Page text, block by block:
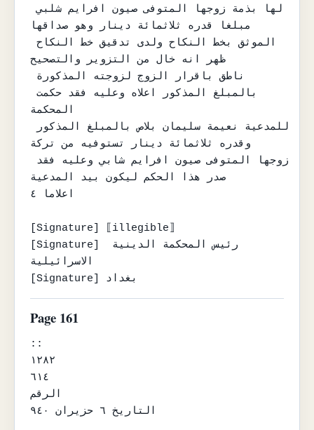
لها بذمة زوجها المتوفى صيون افرايم شلبي
مبلغا قدره ثلاثمائة دينار وهو صداقها
الموثق بخط النكاح ولدى تدقيق خط النكاح
ظهر انه خال من التزوير والتصحيح
بالمبلغ المذكور اعلاه وعليه فقد حكمت
المحكمة
وقدره ثلاثمائة دينار تستوفيه من تركة
صدر هذا الحكم ليكون بيد المدعية
اعلاما ٤
[Signature] ⟦illegible⟧
[Signature] رئيس المحكمة الدينية
الاسرائيلية
[Signature] بغداد
Page 161
::
١٢٨٢
٦١٤
الرقم
التاريخ ٦ حزيران ٩٤٠